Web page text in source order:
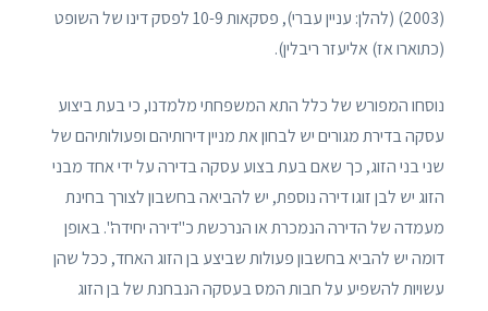
(2003) (להלן: עניין עברי), פסקאות 10-9 לפסק דינו של השופט
(כתוארו אז) אליעזר ריבלין).
נוסחו המפורש של כלל התא המשפחתי מלמדנו, כי בעת ביצוע
עסקה בדירת מגורים יש לבחון את מניין דירותיהם ופעולותיהם של
שני בני הזוג, כך שאם בעת בצוע עסקה בדירה על ידי אחד מבני
הזוג יש לבן זוגו דירה נוספת, יש להביאה בחשבון לצורך בחינת
מעמדה של הדירה הנמכרת או הנרכשת כ"דירה יחידה". באופן
דומה יש להביא בחשבון פעולות שביצע בן הזוג האחד, ככל שהן
עשויות להשפיע על חבות המס בעסקה הנבחנת של בן הזוג